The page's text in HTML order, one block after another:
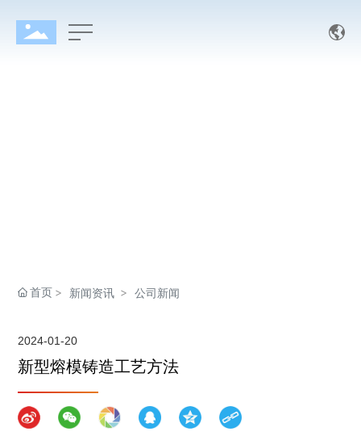
首页 新闻资讯 公司新闻
2024-01-20
新型熔模铸造工艺方法